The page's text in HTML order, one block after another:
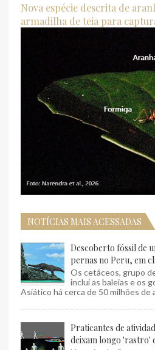
Nova espécie descrita de
armadilha de teia para
NOTÍCIAS MAIS ACESSADAS
Descoberto fóssil de
pernas no Peru, em
Os cetáceos, grupo
inclui as baleias e os
Asiático há cerca de 50 milhões de
Praticantes de
deixam longo 'rastro'